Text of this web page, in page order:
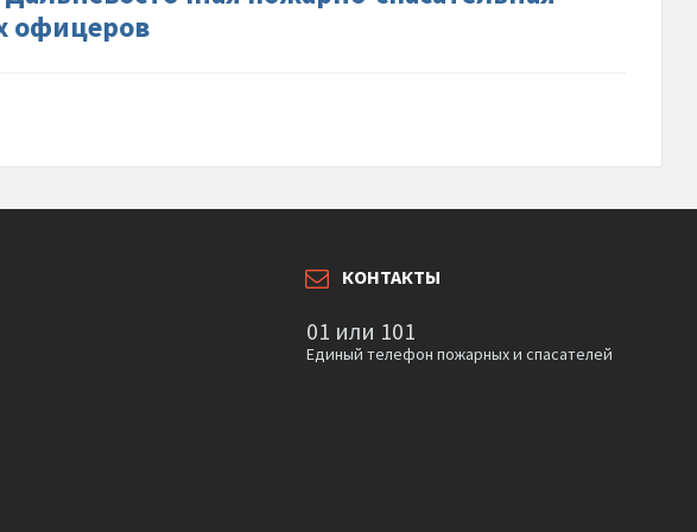
выпустила-45-
офицеров
КОНТАКТЫ
01 или 101
Единый телефон пожарных и спасателей